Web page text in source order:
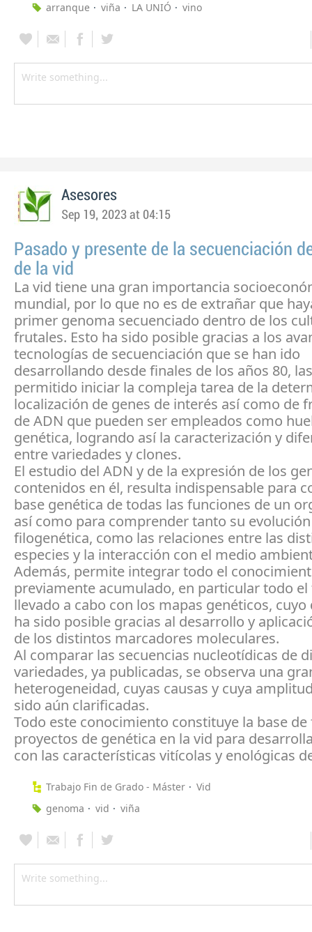
arranque
viña LA UNIÓ vino
Asesores
Sep 19, 2023 at 04:15
Pasado y presente de la secuenciación
de la vid
La vid tiene una gran importancia
mundial, por lo que no es de extrañar que
primer genoma secuenciado dentro de los
frutales. Esto ha sido posible gracias a los
tecnologías de secuenciación que se han ido
desarrollando desde finales de los años 80,
permitido iniciar la compleja tarea de la
localización de genes de interés así como de
de ADN que pueden ser empleados como
genética, logrando así la caracterización y
entre variedades y clones.
El estudio del ADN y de la expresión de los
contenidos en él, resulta indispensable para
base genética de todas las funciones de un
así como para comprender tanto su evolución
filogenética, como las relaciones entre las
especies y la interacción con el medio
Además, permite integrar todo el
previamente acumulado, en particular todo
llevado a cabo con los mapas genéticos,
ha sido posible gracias al desarrollo y
de los distintos marcadores moleculares.
Al comparar las secuencias nucleotídicas de
variedades, ya publicadas, se observa una
heterogeneidad, cuyas causas y cuya
sido aún clarificadas.
Todo este conocimiento constituye la base
proyectos de genética en la vid para
con las características vitícolas y enológicas
Trabajo Fin de Grado - Máster
Vid
genoma
vid viña